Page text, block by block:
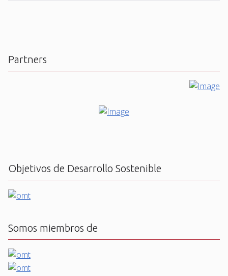
Partners
Objetivos de Desarrollo Sostenible
Somos miembros de